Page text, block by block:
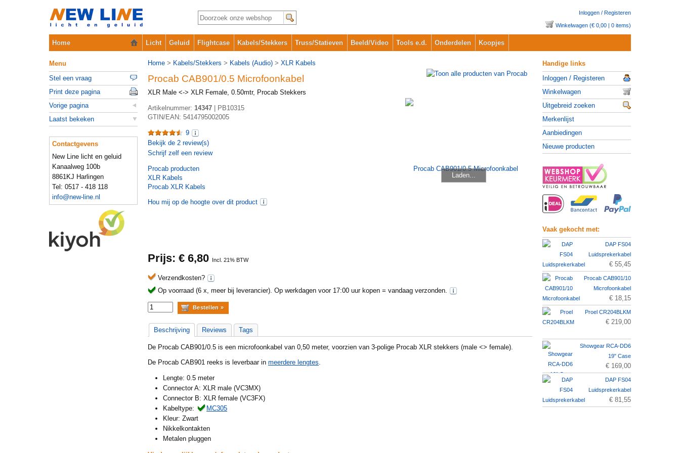
Inloggen / Registeren
Winkelwagen (€ 0,00 | 0 items)
Home Licht Geluid Flightcase Kabels/Stekkers Truss/Statieven Beeld/Video Tools e.d. Onderdelen Koopjes
Home > Kabels/Stekkers > Kabels (Audio) > XLR Kabels
Procab CAB901/0.5 Microfoonkabel
XLR Male <-> XLR Female, 0.50mtr, Procab Stekkers
Laden...
Artikelnummer: 14347
PB10315
GTIN/EAN: 5414795002005
9
Bekijk de 2 review(s)
Schrijf zelf een review
Procab producten
XLR Kabels
Procab XLR Kabels
Hou mij op de hoogte over dit product
Prijs: € 6,80 Incl. 21% BTW
Verzendkosten?
Op voorraad (6 x, meer bij leverancier). Op werkdagen voor 17:00 uur kopen = vandaag verzonden.
Beschrijving Reviews Tags
De Procab CAB901/0.5 is een microfoonkabel van 0,50 meter, voorzien van 3-polige Procab XLR stekkers (male <> female).
De Procab CAB901 reeks is leverbaar in meerdere lengtes.
Lengte: 0.5 meter
Connector A: XLR male (VC3MX)
Connector B: XLR female (VC3FX)
Kabeltype:
MC305
Kleur: Zwart
Nikkelkontakten
Metalen pluggen
Menu
Stel een vraag
Print deze pagina
Vorige pagina
Laatst bekeken
Contactgevens
New Line licht en geluid
Kanaalweg 100b
8861KJ Harlingen
Tel: 0517 - 418 118
info@new-line.nl
Handige links
Inloggen / Registeren
Winkelwagen
Uitgebreid zoeken
Merkenlijst
Aanbiedingen
Nieuwe producten
Vaak gekocht met:
DAP FS04
Luidsprekerkabel
€ 55,45
Procab CAB901/10
Microfoonkabel
€ 18,15
Proel CR204BLKM
€ 219,00
Showgear RCA-DD6
19" Case
€ 169,00
DAP FS04
Luidsprekerkabel
€ 81,55